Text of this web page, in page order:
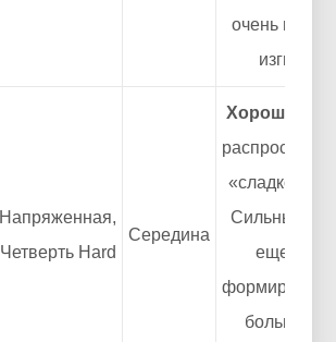
очень
Напряженная,
Четверть Hard
Середина
Хороший.
«сладкое
Сильный, но
еще